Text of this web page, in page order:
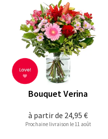
à partir de 24,95 €
Bouquet Verina
Prochaine livraison le 11 août